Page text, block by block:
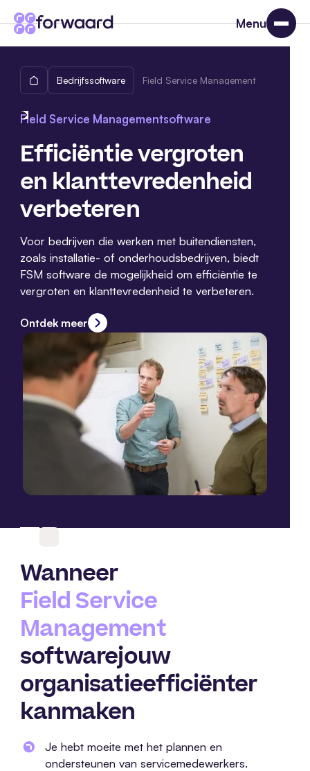
Menu
Bedrijfssoftware Field Service Management
Field Service Managementsoftware
Efficiëntie vergroten
en klanttevredenheid
verbeteren
Voor bedrijven die werken met buitendiensten,
zoals installatie- of onderhoudsbedrijven, biedt
FSM software de mogelijkheid om efficiëntie te
vergroten en klanttevredenheid te verbeteren.
Ontdek meer
Wanneer
Field Service
Management
softwarejouw
organisatieefficiënter
kanmaken
Je hebt moeite met het plannen en
ondersteunen van servicemedewerkers.